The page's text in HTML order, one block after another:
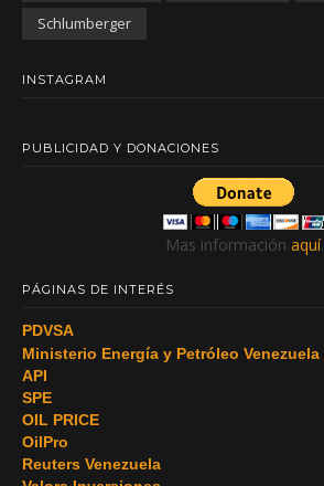
Schlumberger
INSTAGRAM
PUBLICIDAD Y DONACIONES
Mas información aquí.
PÁGINAS DE INTERÉS
PDVSA
Ministerio Energía y Petróleo Venezuela
API
SPE
OIL PRICE
OilPro
Reuters Venezuela